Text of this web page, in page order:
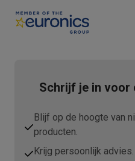
Schrijf je in voor
Blijf op de hoogte van
producten.
Krijg persoonlijk advies.